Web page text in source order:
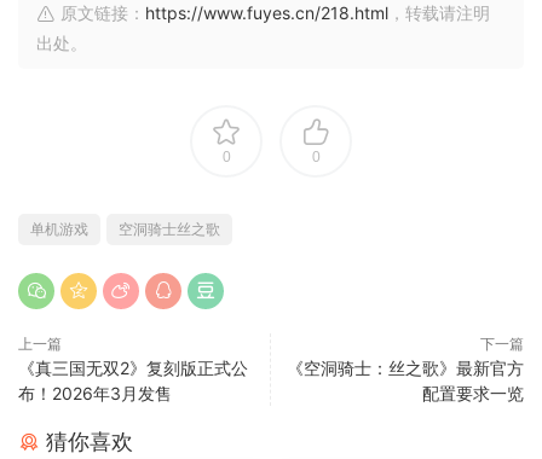
原文链接： https://www.fuyes.cn/218.html ，转载请注明
出处。
0 0
单机游戏 空洞骑士丝之歌
上一篇
《真三国无双2》复刻版正式公
布！2026年3月发售
下一篇
《空洞骑士：丝之歌》最新官方
配置要求一览
猜你喜欢